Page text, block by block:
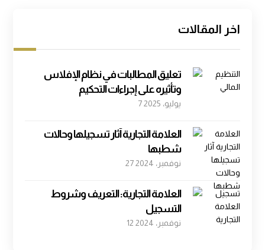
اخر المقالات
تعليق المطالبات في نظام الإفلاس
وتأثيره على إجراءات التحكيم
7 يوليو، 2025
العلامة التجارية آثار تسجيلها وحالات
شطبها
27 نوفمبر، 2024
العلامة التجارية: التعريف وشروط
التسجيل
12 نوفمبر، 2024